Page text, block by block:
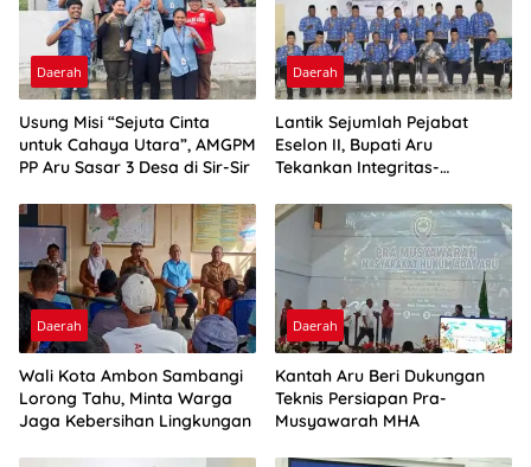
Daerah
Usung Misi “Sejuta Cinta
untuk Cahaya Utara”, AMGPM
PP Aru Sasar 3 Desa di Sir-Sir
Daerah
Lantik Sejumlah Pejabat
Eselon II, Bupati Aru
Tekankan Integritas-
Daerah
Wali Kota Ambon Sambangi
Lorong Tahu, Minta Warga
Jaga Kebersihan Lingkungan
Daerah
Kantah Aru Beri Dukungan
Teknis Persiapan Pra-
Musyawarah MHA